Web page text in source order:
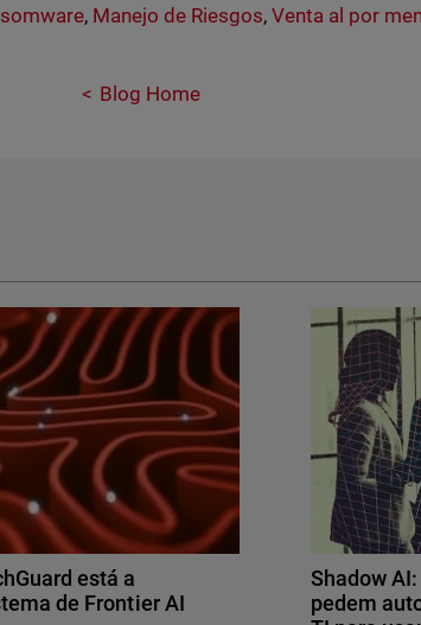
, Manejo de Riesgos,Venta al por
Blog Home
está a
de Frontier AI
Shadow
pedem